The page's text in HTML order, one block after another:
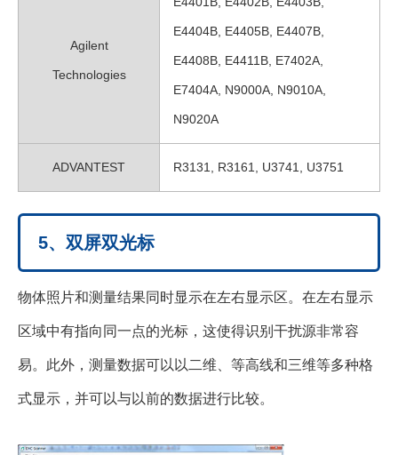
Agilent
Technologies
E4404B, E4405B, E4407B,
E4408B, E4411B, E7402A,
E7404A, N9000A, N9010A,
N9020A
ADVANTEST R3131, R3161, U3741, U3751
5、双屏双光标
物体照片和测量结果同时显示在左右显示区。在左右显示
区域中有指向同一点的光标，这使得识别干扰源非常容
易。此外，测量数据可以以二维、等高线和三维等多种格
式显示，并可以与以前的数据进行比较。